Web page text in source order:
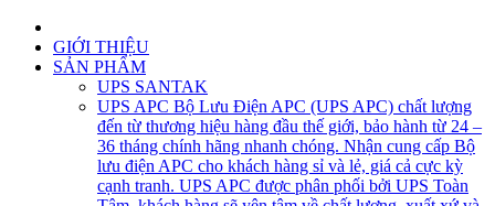
GIỚI THIỆU
SẢN PHẨM
UPS SANTAK
UPS APC Bộ Lưu Điện APC (UPS APC) chất lượng
đến từ thương hiệu hàng đầu thế giới, bảo hành từ 24 –
36 tháng chính hãng nhanh chóng. Nhận cung cấp Bộ
lưu điện APC cho khách hàng sỉ và lẻ, giá cả cực kỳ
cạnh tranh. UPS APC được phân phối bởi UPS Toàn